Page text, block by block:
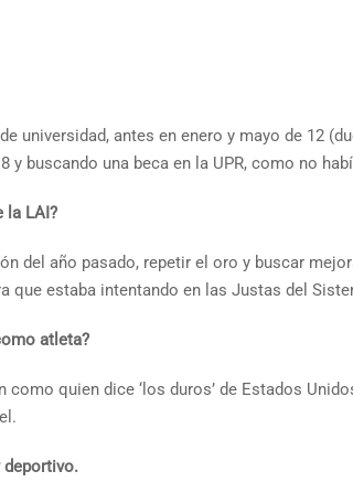
universidad, antes en enero y mayo de 12
buscando una beca en la UPR, como no
la LAI?
del año pasado, repetir el oro y buscar
estaba intentando en las Justas del
atleta?
como quien dice ‘los duros’ de Estados
deportivo.